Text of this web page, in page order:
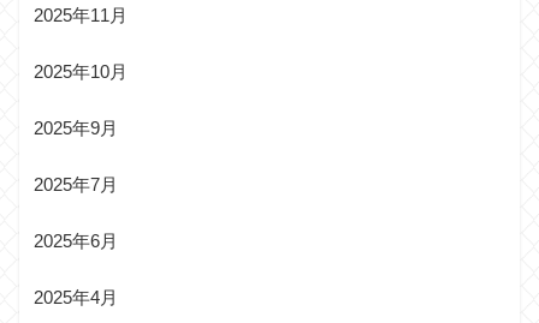
2025年11月
2025年10月
2025年9月
2025年7月
2025年6月
2025年4月